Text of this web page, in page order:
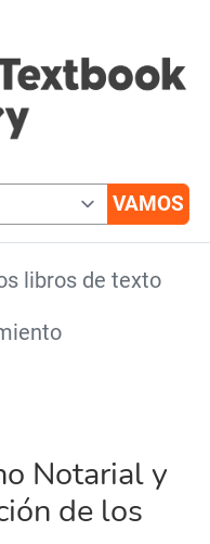
libros de texto
Notarial y
de los